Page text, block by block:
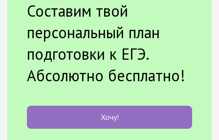
Составим твой
персональный план
подготовки к ЕГЭ.
Абсолютно бесплатно!
Хочу!